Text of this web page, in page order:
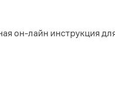
он-лайн инструкция